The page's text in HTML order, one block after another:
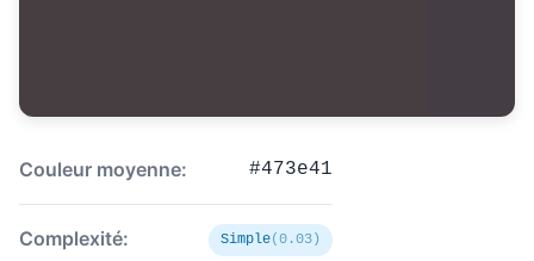
Couleur moyenne: #473e41
Complexité: Simple(0.03)